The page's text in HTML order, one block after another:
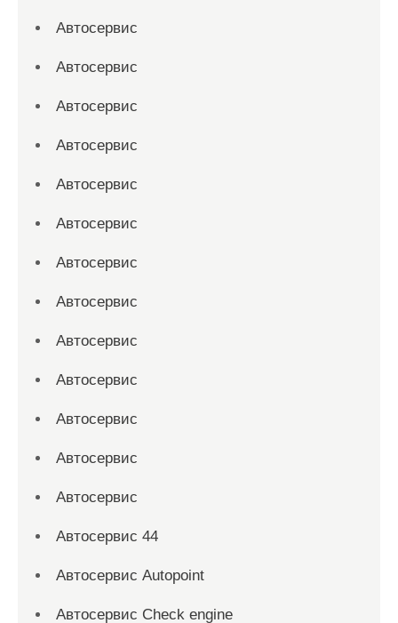
Автосервис
Автосервис
Автосервис
Автосервис
Автосервис
Автосервис
Автосервис
Автосервис
Автосервис
Автосервис
Автосервис
Автосервис
Автосервис
Автосервис 44
Автосервис Autopoint
Автосервис Check engine